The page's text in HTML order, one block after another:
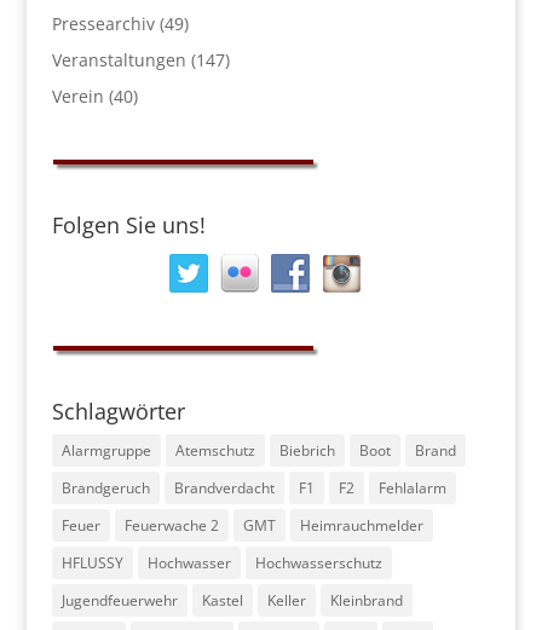
Pressearchiv(49)
Veranstaltungen (147)
Verein (40)
Folgen Sie uns!
Schlagwörter
Alarmgruppe Atemschutz Biebrich Boot
Brand
Brandgeruch
Brandverdacht F1 F2
Fehlalarm
Feuer
Feuerwache 2 GMT
Heimrauchmelder
HFLUSSY
Hochwasser
Hochwasserschutz
Jugendfeuerwehr
Kastel Keller
Kleinbrand